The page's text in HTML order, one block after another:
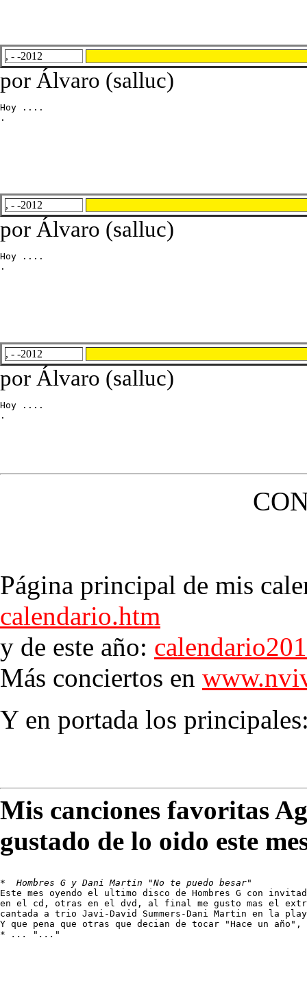
, - -2012
por Álvaro (salluc)
Hoy ....
.
, - -2012
por Álvaro (salluc)
Hoy ....
.
, - -2012
por Álvaro (salluc)
Hoy ....
.
Página principal de mis
calendario.htm
y de este año:
Más conciertos en
Y en portada los
Mis canciones favoritas
gustado de lo oido este
*
Hombres G y Dani Martin "No te puedo besar"
Este mes oyendo el ultimo disco de Hombres G con
en el cd, otras en el dvd, al final me gusto mas el
cantada a trio Javi-David Summers-Dani Martin en la
Y que pena que otras que decian de tocar "Hace un
*
... "..."